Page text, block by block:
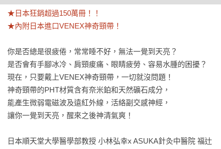
★日本狂銷超過150萬冊！！
★內附日本進口VENEX神奇頸帶！
你是否總是很疲倦，常常睡不好，無法一覺到天亮？
是否會有手腳冰冷、肩頸痠痛、眼睛疲勞、容易水腫的困擾？
現在，只要戴上VENEX神奇頸帶，一切就沒問題！
神奇頸帶的PHT材質含有奈米鉑和天然礦石成分，
能產生微弱電磁波及遠紅外線，活絡副交感神經，
讓你一覺到天亮，醒來之後神清氣爽！
日本順天堂大學醫學部教授 小林弘幸x ASUKA針灸中醫院 福辻